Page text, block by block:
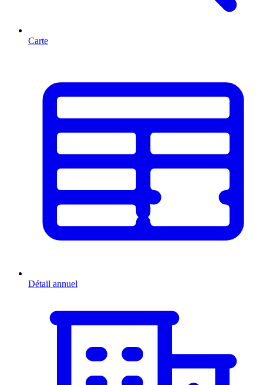
Carte
Détail annuel